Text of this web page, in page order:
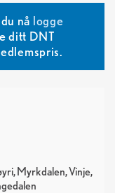
nå logge
ditt DNT
Myrkdalen, Vinje,